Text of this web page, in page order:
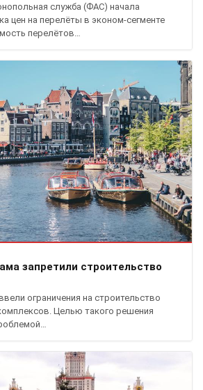
служба (ФАС) начала
цен на перелёты в эконом-сегменте
перелётов…
запретили строительство
ограничения на строительство
Целью такого решения